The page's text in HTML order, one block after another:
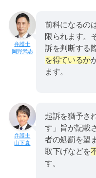
岡野武志
前科になるの
限られます。
訴を判断する
を得ているか
ます。
山下真
起訴を猶予さ
す」旨が記載
者の処罰を望
取下げなどを
す。